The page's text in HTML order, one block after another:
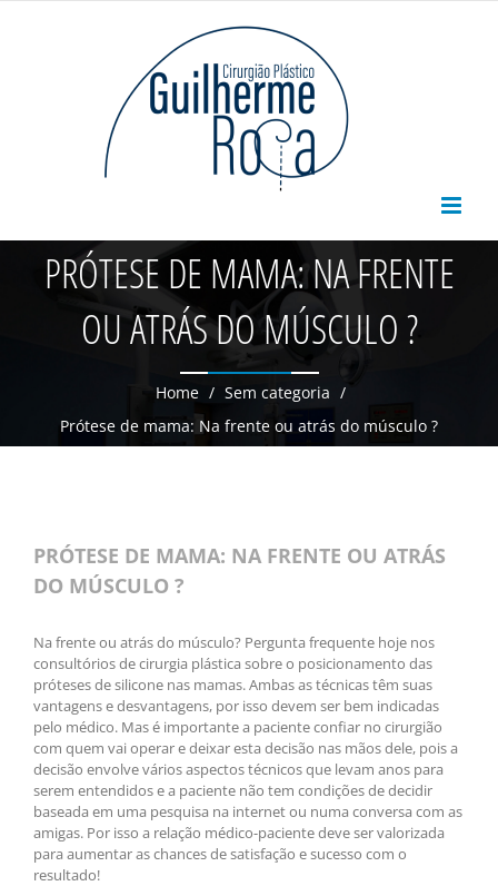
PRÓTESE DE MAMA: NA FRENTE
OU ATRÁS DO MÚSCULO ?
Home / Sem categoria /
Prótese de mama: Na frente ou atrás do músculo ?
Image
PRÓTESE DE MAMA: NA FRENTE OU ATRÁS
DO MÚSCULO ?
Na frente ou atrás do músculo? Pergunta frequente hoje nos
consultórios de cirurgia plástica sobre o posicionamento das
próteses de silicone nas mamas. Ambas as técnicas têm suas
vantagens e desvantagens, por isso devem ser bem indicadas
pelo médico. Mas é importante a paciente confiar no cirurgião
com quem vai operar e deixar esta decisão nas mãos dele, pois a
decisão envolve vários aspectos técnicos que levam anos para
serem entendidos e a paciente não tem condições de decidir
baseada em uma pesquisa na internet ou numa conversa com as
amigas. Por isso a relação médico-paciente deve ser valorizada
para aumentar as chances de satisfação e sucesso com o
resultado!